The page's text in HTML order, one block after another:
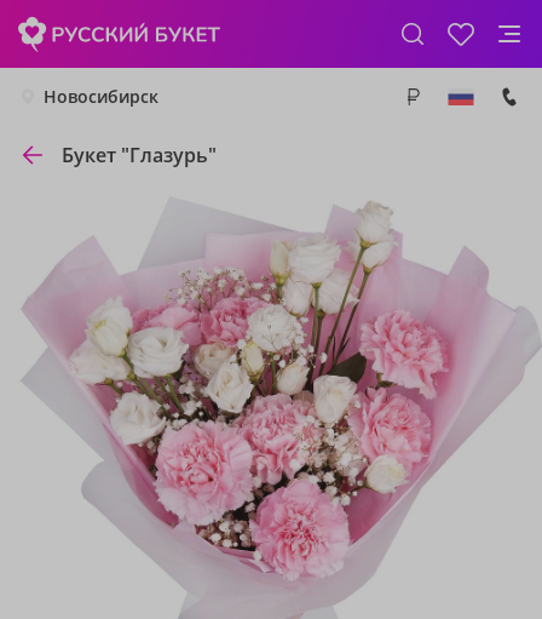
Новосибирск
Букет "Глазурь"